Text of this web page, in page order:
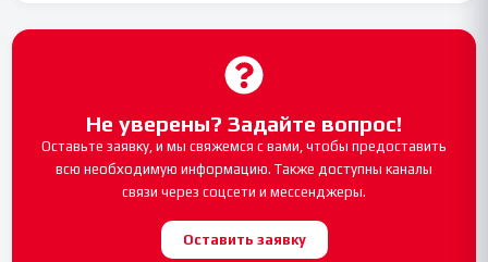
Не уверены? Задайте вопрос!
Оставьте заявку, и мы свяжемся с вами, чтобы предоставить
всю необходимую информацию. Также доступны каналы
связи через соцсети и мессенджеры.
Оставить заявку